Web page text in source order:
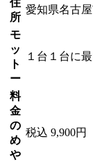
所
愛知県名古
モ
ッ
ト
ー
１台１台に
料
金
の
め
や
税込 9,900円